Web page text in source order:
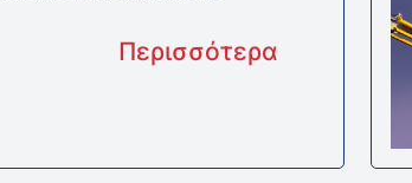
Περισσότερα